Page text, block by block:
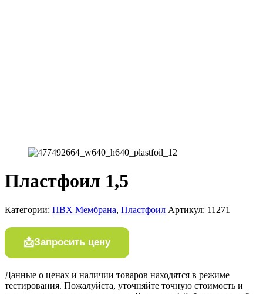
Пластфoил 1,5
Категории: ПВХ Мембрана, Плaстфoил Артикул: 11271
Запросить цену
Данные о ценах и наличии товаров находятся в режиме
тестирования. Пожалуйста, уточняйте точную стоимость и